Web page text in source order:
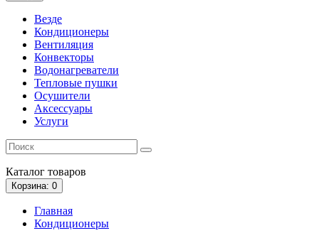
Везде
Кондиционеры
Вентиляция
Конвекторы
Водонагреватели
Тепловые пушки
Осушители
Аксессуары
Услуги
Каталог товаров
Корзина: 0
Главная
Кондиционеры